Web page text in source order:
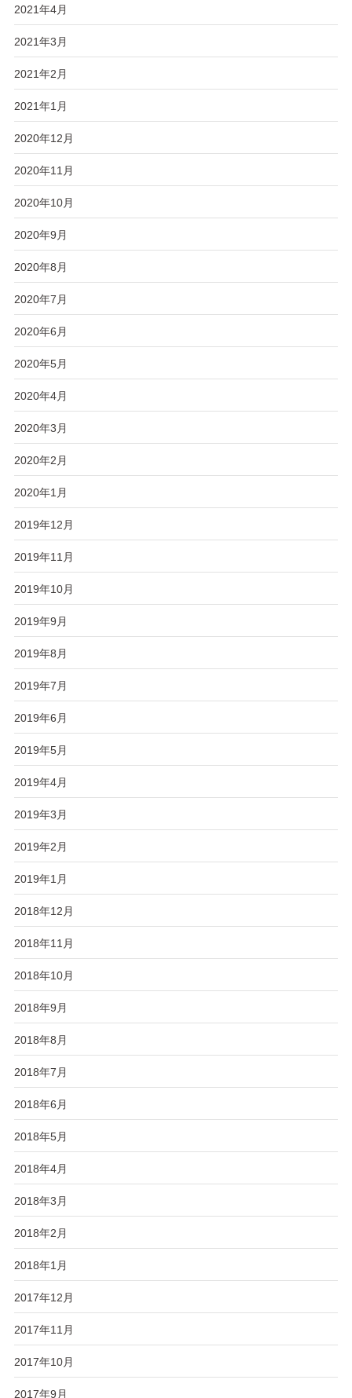
2021年4月
2021年3月
2021年2月
2021年1月
2020年12月
2020年11月
2020年10月
2020年9月
2020年8月
2020年7月
2020年6月
2020年5月
2020年4月
2020年3月
2020年2月
2020年1月
2019年12月
2019年11月
2019年10月
2019年9月
2019年8月
2019年7月
2019年6月
2019年5月
2019年4月
2019年3月
2019年2月
2019年1月
2018年12月
2018年11月
2018年10月
2018年9月
2018年8月
2018年7月
2018年6月
2018年5月
2018年4月
2018年3月
2018年2月
2018年1月
2017年12月
2017年11月
2017年10月
2017年9月